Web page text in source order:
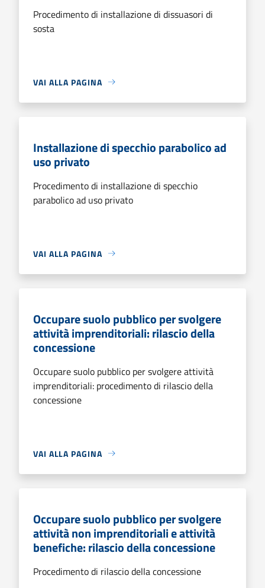
Procedimento di installazione di dissuasori di
sosta
VAI ALLA PAGINA
Installazione di specchio parabolico ad
uso privato
Procedimento di installazione di specchio
parabolico ad uso privato
VAI ALLA PAGINA
Occupare suolo pubblico per svolgere
attività imprenditoriali: rilascio della
concessione
Occupare suolo pubblico per svolgere attività
imprenditoriali: procedimento di rilascio della
concessione
VAI ALLA PAGINA
Occupare suolo pubblico per svolgere
attività non imprenditoriali e attività
benefiche: rilascio della concessione
Procedimento di rilascio della concessione